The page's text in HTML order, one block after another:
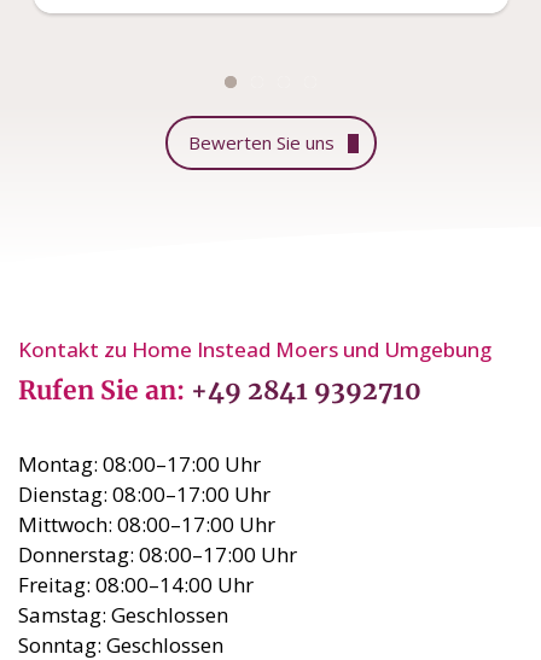
Bewerten Sie uns
Kontakt zu Home Instead Moers und Umgebung
Rufen Sie an: +49 2841 9392710
Montag: 08:00–17:00 Uhr
Dienstag: 08:00–17:00 Uhr
Mittwoch: 08:00–17:00 Uhr
Donnerstag: 08:00–17:00 Uhr
Freitag: 08:00–14:00 Uhr
Samstag: Geschlossen
Sonntag: Geschlossen